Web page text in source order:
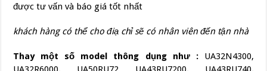
được tư vấn và báo giá tốt nhất
khách hàng có thể cho điạ chỉ sẽ có nhân viên đến tận nhà
Thay một số model thông dụng như :UA32N4300,